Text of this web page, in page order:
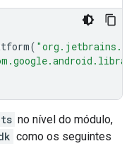
(
no nível do módulo,
como os seguintes